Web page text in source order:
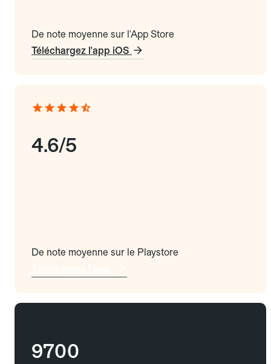
De note moyenne sur l'App Store
Téléchargez l'app iOS
4.6/5
De note moyenne sur le Playstore
9700